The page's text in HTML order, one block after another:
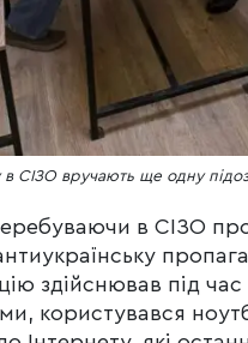
в СІЗО вручають ще одну
в СІЗО
здійснював під час
користувався